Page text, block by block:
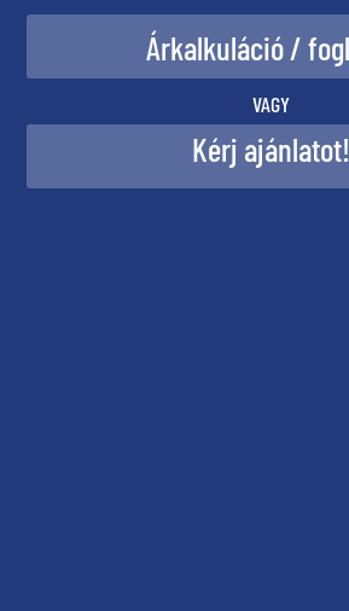
VAGY
Kérj ajánlatot!